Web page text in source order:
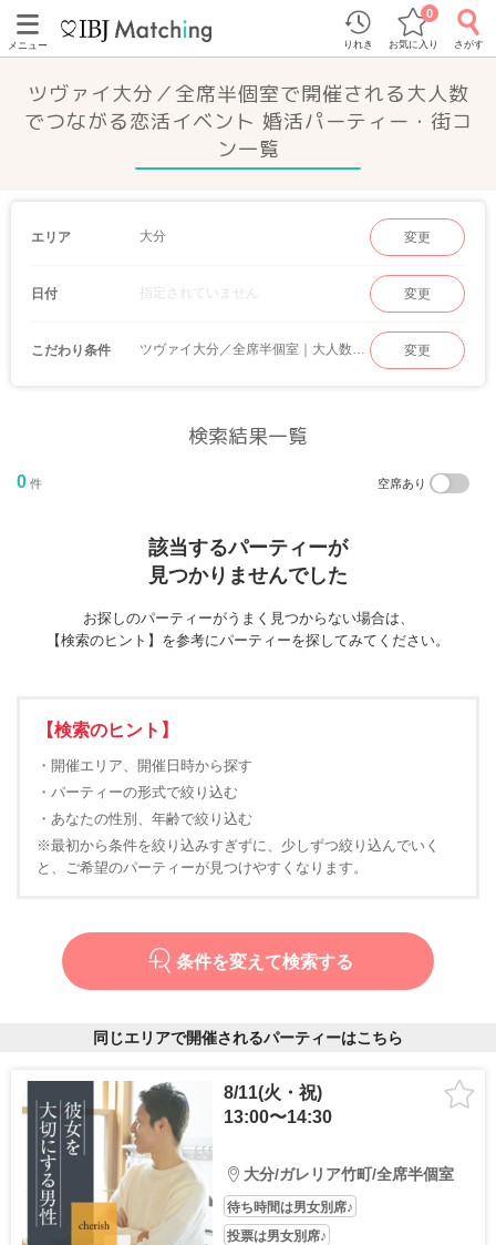
メニュー りれき お気に入り
0
さがす
ツヴァイ大分／全席半個室で開催される大人数
でつながる恋活イベント 婚活パーティー・街コ
ン一覧
エリア 大分 変更
日付 指定されていません 変更
こだわり条件 ツヴァイ大分／全席半個室｜大人数でつながる恋活イベント 変更
検索結果一覧
0 件 空席あり
該当するパーティーが
見つかりませんでした
お探しのパーティーがうまく見つからない場合は、
【検索のヒント】を参考にパーティーを探してみてください。
【検索のヒント】
・開催エリア、開催日時から探す
・パーティーの形式で絞り込む
・あなたの性別、年齢で絞り込む
※最初から条件を絞り込みすぎずに、少しずつ絞り込んでいく
と、ご希望のパーティーが見つけやすくなります。
条件を変えて検索する
同じエリアで開催されるパーティーはこちら
8/11(火・祝)
13:00〜14:30
大分/ガレリア竹町/全席半個室
待ち時間は男女別席♪
投票は男女別席♪